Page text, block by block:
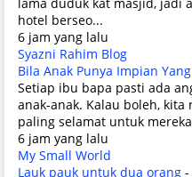
hotel berseo...
6 jam yang lalu
Syazni Rahim Blog
Bila Anak Punya Impian
Setiap ibu bapa pasti ada
anak-anak. Kalau boleh,
paling selamat untuk
6 jam yang lalu
My Small World
Lauk pauk untuk dua orang -